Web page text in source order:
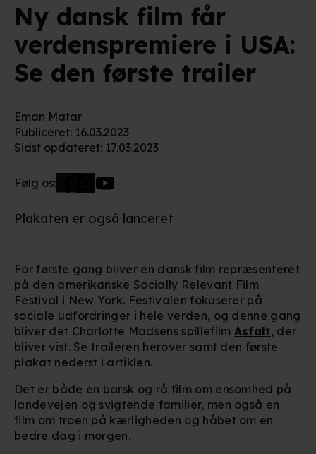
Ny dansk film får
verdenspremiere i USA:
Se den første trailer
Eman Matar
Publiceret: 16.03.2023
Sidst opdateret: 17.03.2023
Følg os:
Plakaten er også lanceret
For første gang bliver en dansk film repræsenteret
på den amerikanske Socially Relevant Film
Festival i New York. Festivalen fokuserer på
sociale udfordringer i hele verden, og denne gang
bliver det Charlotte Madsens spillefilm Asfalt, der
bliver vist. Se traileren herover samt den første
plakat nederst i artiklen.
Det er både en barsk og rå film om ensomhed på
landevejen og svigtende familier, men også en
film om troen på kærligheden og håbet om en
bedre dag i morgen.